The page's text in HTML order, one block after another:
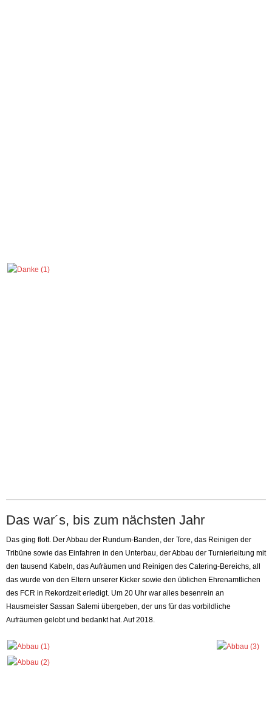
Das war´s, bis zum nächsten Jahr
Das ging flott. Der Abbau der Rundum-Banden, der Tore, das Reinigen der
Tribüne sowie das Einfahren in den Unterbau, der Abbau der Turnierleitung mit
den tausend Kabeln, das Aufräumen und Reinigen des Catering-Bereichs, all
das wurde von den Eltern unserer Kicker sowie den üblichen Ehrenamtlichen
des FCR in Rekordzeit erledigt. Um 20 Uhr war alles besenrein an
Hausmeister Sassan Salemi übergeben, der uns für das vorbildliche
Aufräumen gelobt und bedankt hat. Auf 2018.